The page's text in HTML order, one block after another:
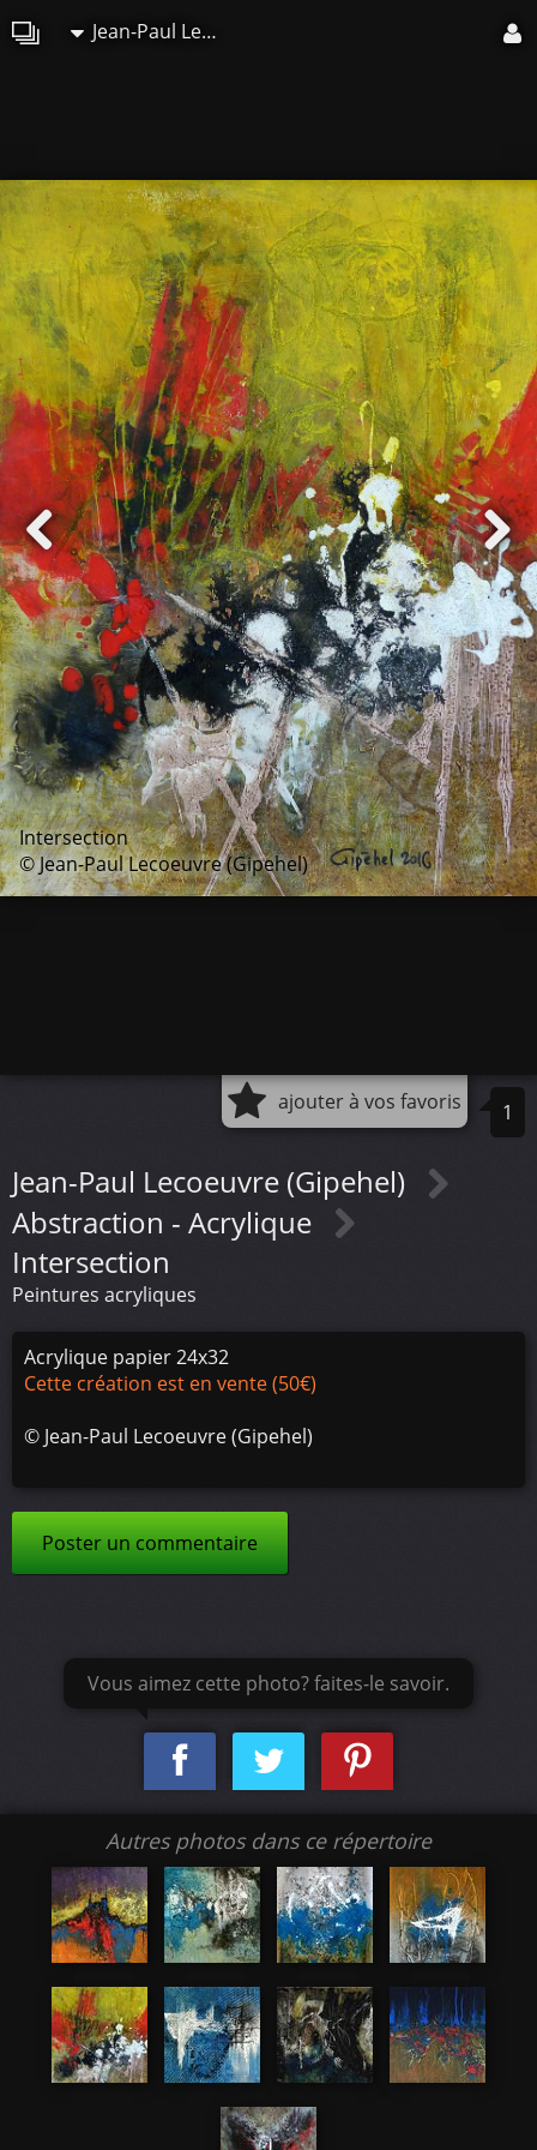
Jean-Paul Lecoeuvre (Gipehel)
Intersection
© Jean-Paul Lecoeuvre (Gipehel)
ajouter à vos favoris 1
Jean-Paul Lecoeuvre (Gipehel)
Abstraction - Acrylique
Intersection
Peintures acryliques
Acrylique papier 24x32
Cette création est en vente (50€)
© Jean-Paul Lecoeuvre (Gipehel)
Poster un commentaire
Vous aimez cette photo? faites-le savoir.
Autres photos dans ce répertoire